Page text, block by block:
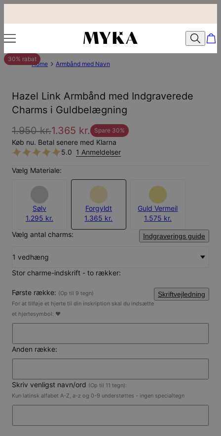
30% rabat
Home Armbånd med Navn
Hazel Link Armbånd med Indgraverede
Charms i Guldbelægning
1.950 kr.1.365 kr. Spare 30%
Køb nu. Betal senere med Klarna
5.0 1 Anmeldelser
Vælg Materiale:
Sølv
1.295 kr.
Forgyldt
1.365 kr.
Guld Vermeil
1.575 kr.
Vælg antal charms:
Indgraverings guide
1 vedhæng
Stor charme-indskrift - to rækker:
Første række: (Op til 9 tegn) Skriftvejledning
For at tilføje et hjerte til din inskription skal du indsætte
et hjertesymbol: ♥
Anden række:
Skriv venligst navn/ord (Op til 11 tegn):
Kun latinsk alfabet A-Z, a-z og 0-9 understøttes - ingen specialtegn